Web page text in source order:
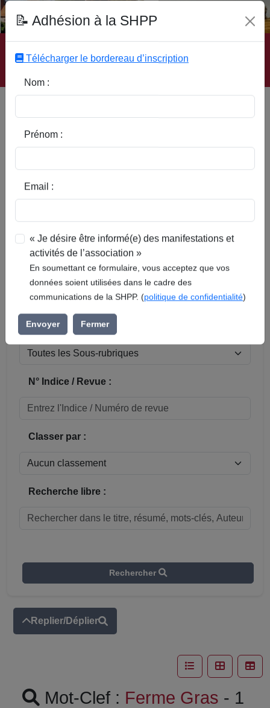
Sous-Rubriques | Mots-Clefs | Contact
Réinitialiser
Sous-rubrique / Commune :
N° Indice / Revue :
Classer par :
Recherche libre :
Rechercher
Replier/Déplier
Mot-Clef : Ferme Gras - 1
📝 Adhésion à la SHPP
Télécharger le bordereau d’inscription
Nom :
Prénom :
Email :
« Je désire être informé(e) des manifestations et
activités de l’association »
En soumettant ce formulaire, vous acceptez que vos
données soient utilisées dans le cadre des
communications de la SHPP. (politique de confidentialité)
Envoyer Fermer